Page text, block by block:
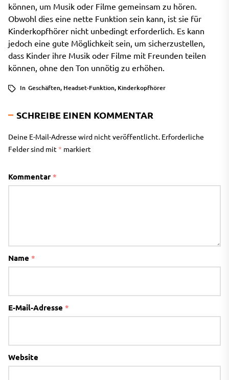
können, um Musik oder Filme gemeinsam zu hören.
Obwohl dies eine nette Funktion sein kann, ist sie für
Kinderkopfhörer nicht unbedingt erforderlich. Es kann
jedoch eine gute Möglichkeit sein, um sicherzustellen,
dass Kinder ihre Musik oder Filme mit Freunden teilen
können, ohne den Ton unnötig zu erhöhen.
In Geschäften, Headset-Funktion, Kinderkopfhörer
SCHREIBE EINEN KOMMENTAR
Deine E-Mail-Adresse wird nicht veröffentlicht. Erforderliche
Felder sind mit* markiert
Kommentar *
Name *
E-Mail-Adresse *
Website